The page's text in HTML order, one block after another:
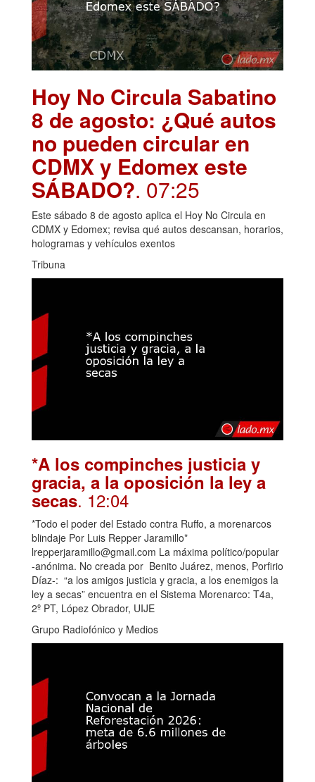
Hoy No Circula Sabatino
8 de agosto: ¿Qué autos
no pueden circular en
CDMX y Edomex este
SÁBADO?. 07:25
Este sábado 8 de agosto aplica el Hoy No Circula en
CDMX y Edomex; revisa qué autos descansan, horarios,
hologramas y vehículos exentos
Tribuna
*A los compinches justicia y
gracia, a la oposición la ley a
secas. 12:04
*Todo el poder del Estado contra Ruffo, a morenarcos
blindaje Por Luis Repper Jaramillo*
lrepperjaramillo@gmail.com La máxima político/popular
-anónima. No creada por Benito Juárez, menos, Porfirio
Díaz-: “a los amigos justicia y gracia, a los enemigos la
ley a secas” encuentra en el Sistema Morenarco: T4a,
2º PT, López Obrador, UIJE
Grupo Radiofónico y Medios